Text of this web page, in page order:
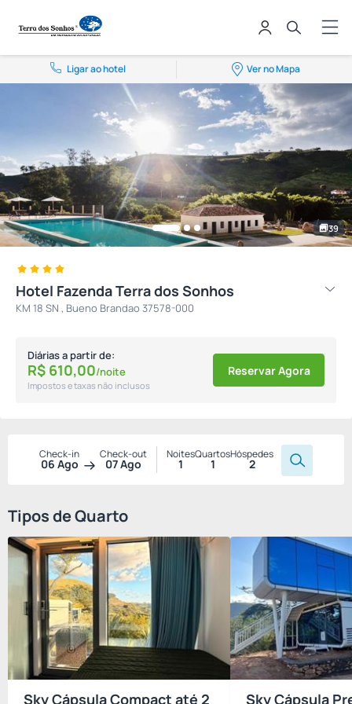
Ligar ao hotel Ver no Mapa
39
Hotel Fazenda Terra dos Sonhos
KM 18 SN , Bueno Brandao 37578-000
Diárias a partir de:
R$ 610,00/noite
Impostos e taxas não inclusos
Reservar Agora
Check-in
06 Ago
Check-out
07 Ago
Noites
1
Quartos
1
Hóspedes
2
Tipos de Quarto
Sky Cápsula Compact até 2 Sky Cápsula